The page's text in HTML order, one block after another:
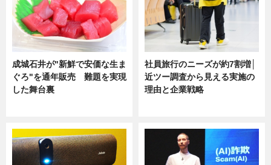
成城石井が"新鮮で安価な生ま
ぐろ"を通年販売 難題を実現
した舞台裏
社員旅行のニーズが約7割増│
近ツー調査から見える実施の
理由と企業戦略